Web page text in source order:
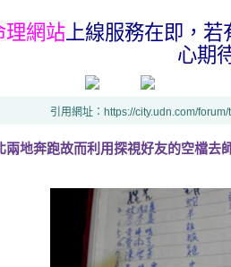
理網站上線服務在即，
心期
引用網址：https://city.udn.com/
兩地奔跑故而利用探視好友的空檔去